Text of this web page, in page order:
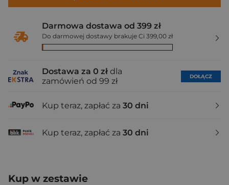
Darmowa dostawa od 399 zł
Do darmowej dostawy brakuje Ci 399,00 zł
Dostawa za 0 zł dla
zamówień od 99 zł
DOŁĄCZ
Kup teraz, zapłać za 30 dni
Kup teraz, zapłać za 30 dni
Kup w zestawie